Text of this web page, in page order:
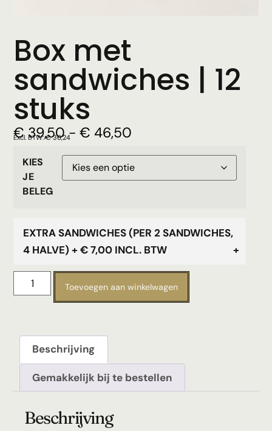
Box met
sandwiches | 12
stuks
€39,50 - € 46,50
Excl. BTW:€36,24
KIES
JE
BELEG
EXTRA SANDWICHES (PER 2 SANDWICHES,
4 HALVE) + € 7,00 INCL. BTW
Toevoegen aan winkelwagen
Beschrijving
Gemakkelijk bij te bestellen
Beschrijving